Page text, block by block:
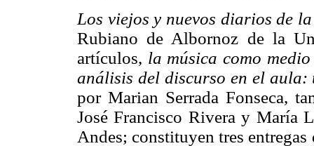
Los viejos y nuevos diarios de
Rubiano de Albornoz de la
artículos, la música como
análisis del discurso en el
por Marian Serrada Fonseca,
José Francisco Rivera y María
Andes; constituyen tres